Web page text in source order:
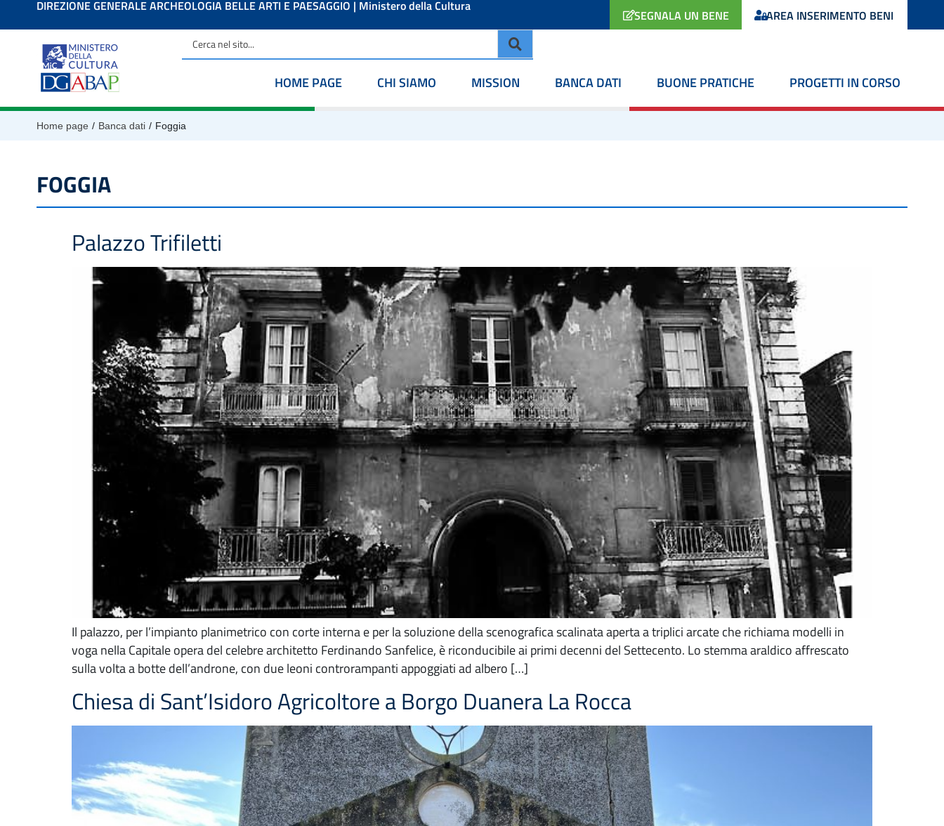
contenutoDIREZIONE GENERALE ARCHEOLOGIA BELLE ARTI E PAESAGGIO | Ministero della Cultura
SEGNALA UN BENE AREA INSERIMENTO BENI
HOME PAGE CHI SIAMO MISSION BANCA DATI BUONE PRATICHE PROGETTI IN CORSO
Home page / Banca dati / Foggia
FOGGIA
Palazzo Trifiletti
Il palazzo, per l’impianto planimetrico con corte interna e per la soluzione della scenografica scalinata aperta a triplici arcate che richiama modelli in
voga nella Capitale opera del celebre architetto Ferdinando Sanfelice, è riconducibile ai primi decenni del Settecento. Lo stemma araldico affrescato
sulla volta a botte dell’androne, con due leoni controrampanti appoggiati ad albero […]
Chiesa di Sant’Isidoro Agricoltore a Borgo Duanera La Rocca